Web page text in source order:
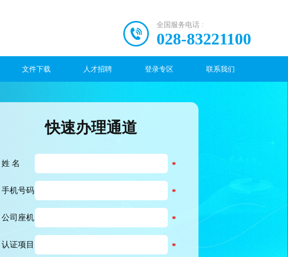
快速办理通道
姓 名 *
手机号码 *
公司座机 *
认证项目 *
全国服务电话 :
028-83221100
文件下载 人才招聘 登录专区 联系我们